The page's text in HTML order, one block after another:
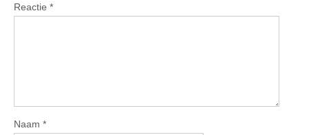
Reactie *
Naam *